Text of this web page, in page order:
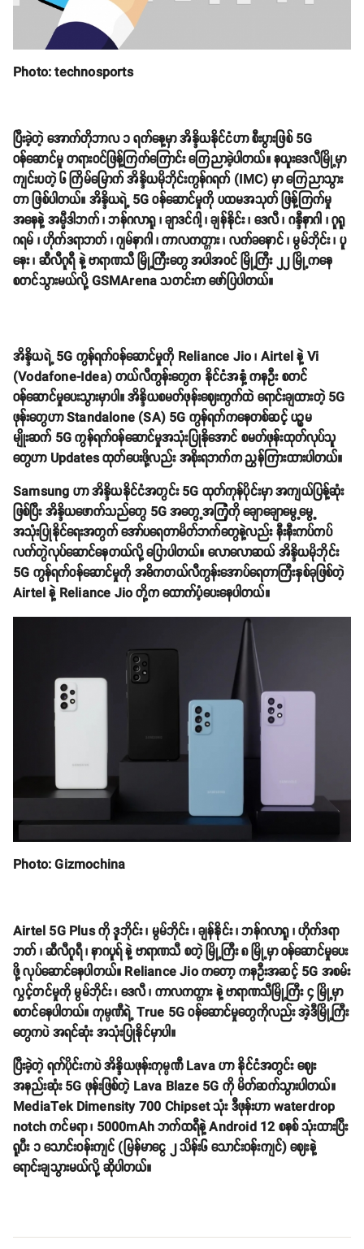
Photo: technosports
ပြီးခဲ့တဲ့ အောက်တိုဘာလ ၁ ရက်နေ့မှာ အိန္ဒိယနိုင်ငံဟာ စီးပွားဖြစ် 5G
ဝန်ဆောင်မှု တရားဝင်ဖြန့်ကြက်ကြောင်း ကြေညာခဲ့ပါတယ်။ နယူးဒေလီမြို့မှာ
ကျင်းပတဲ့ ၆ ကြိမ်မြောက် အိန္ဒိယမိုဘိုင်းကွန်ဂရက် (IMC) မှာ ကြေညာသွား
တာ ဖြစ်ပါတယ်။ အိန္ဒိယရဲ့ 5G ဝန်ဆောင်မှုကို ပထမအသုတ် ဖြန့်ကြက်မှု
အနေနဲ့ အမ္မီဒါဘက် ၊ ဘန်ဂလာရူ ၊ ချာဒင်ဂါ့ ၊ ချန်နိုင်း ၊ ဒေလီ ၊ ဂန္ဒီနာဂါ ၊ ဂူရူ
ဂရမ် ၊ ဟိုက်ဒရာဘတ် ၊ ဂျမ်နာဂါ ၊ ကာလကတ္တား ၊ လက်ခနောင် ၊ မွမ်ဘိုင်း ၊ ပူ
နေး ၊ ဆီလီဂူရီ နဲ့ ဗာရာဏသီ မြို့ကြီးတွေ အပါအဝင် မြို့ကြီး ၂၂ မြို့ကနေ
စတင်သွားမယ်လို့ GSMArena သတင်းက ဖော်ပြပါတယ်။
အိန္ဒိယရဲ့ 5G ကွန်ရက်ဝန်ဆောင်မှုကို Reliance Jio ၊ Airtel နဲ့ Vi
(Vodafone-Idea) တယ်လီကွန်းတွေက နိုင်ငံအနှံ့ ကနဦး စတင်
ဝန်ဆောင်မှုပေးသွားမှာပါ။ အိန္ဒိယစမတ်ဖုန်းဈေးကွက်ထဲ ရောင်းချထားတဲ့ 5G
ဖုန်းတွေဟာ Standalone (SA) 5G ကွန်ရက်ကနေတစ်ဆင့် ပဉ္စမ
မျိုးဆက် 5G ကွန်ရက်ဝန်ဆောင်မှုအသုံးပြုနိုအောင် စမတ်ဖုန်းထုတ်လုပ်သူ
တွေဟာ Updates ထုတ်ပေးဖို့လည်း အစိုးရဘက်က ညွှန်ကြားထားပါတယ်။
Samsung ဟာ အိန္ဒိယနိုင်ငံအတွင်း 5G ထုတ်ကုန်ပိုင်းမှာ အကျယ်ပြန့်ဆုံး
ဖြစ်ပြီး အိန္ဒိယဖောက်သည်တွေ 5G အတွေ့အကြုံကို ချောချောမွေ့မွေ့
အသုံးပြုနိုင်ရေးအတွက် အော်ပရေတာမိတ်ဘက်တွေနဲ့လည်း နီးနီးကပ်ကပ်
လက်တွဲလုပ်ဆောင်နေတယ်လို့ ပြောပါတယ်။ လောလောဆယ် အိန္ဒိယမိုဘိုင်း
5G ကွန်ရက်ဝန်ဆောင်မှုကို အဓိကတယ်လီကွန်းအောပ်ရေတာကြီးနှစ်ခုဖြစ်တဲ့
Airtel နဲ့ Reliance Jio တို့က ထောက်ပံ့ပေးနေပါတယ်။
Photo: Gizmochina
Airtel 5G Plus ကို ဒူဘိုင်း ၊ မွမ်ဘိုင်း ၊ ချန်နိုင်း ၊ ဘန်ဂလာရူ ၊ ဟိုက်ဒရာ
ဘတ် ၊ ဆီလီဂူရီ ၊ နာဂပူရ် နဲ့ ဗာရာဏသီ စတဲ့ မြို့ကြီး ၈ မြို့မှာ ဝန်ဆောင်မှုပေး
ဖို့ လုပ်ဆောင်နေပါတယ်။ Reliance Jio ကတော့ ကနဦးအဆင့် 5G အစမ်း
လွှင့်တင်မှုကို မွမ်ဘိုင်း ၊ ဒေလီ ၊ ကာလကတ္တား နဲ့ ဗာရာဏသီမြို့ကြီး ၄ မြို့မှာ
စတင်နေပါတယ်။ ကုမ္ပဏီရဲ့ True 5G ဝန်ဆောင်မှုတွေကိုလည်း အဲ့ဒီမြို့ကြီး
တွေကပဲ အရင်ဆုံး အသုံးပြုနိုင်မှာပါ။
ပြီးခဲ့တဲ့ ရက်ပိုင်းကပဲ အိန္ဒိယဖုန်းကုမ္ပဏီ Lava ဟာ နိုင်ငံအတွင်း ဈေး
အနည်းဆုံး 5G ဖုန်းဖြစ်တဲ့ Lava Blaze 5G ကို မိတ်ဆက်သွားပါတယ်။
MediaTek Dimensity 700 Chipset သုံး ဒီဖုန်းဟာ waterdrop
notch ကင်မရာ ၊ 5000mAh ဘက်ထရီနဲ့ Android 12 စနစ် သုံးထားပြီး
ရူပီး ၁ သောင်းဝန်းကျင် (မြန်မာငွေ ၂ သိန်း၆ သောင်းဝန်းကျင်) ဈေးနဲ့
ရောင်းချသွားမယ်လို့ ဆိုပါတယ်။